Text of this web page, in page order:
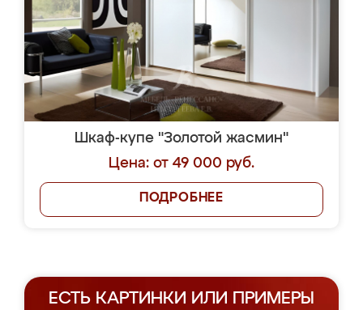
Шкаф-купе "Золотой жасмин"
Цена: от 49 000 руб.
ПОДРОБНЕЕ
ЕСТЬ КАРТИНКИ ИЛИ ПРИМЕРЫ